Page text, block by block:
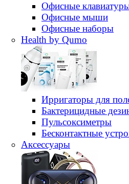
Офисные
Офисные мыши
Офисные наборы
Health by Qumo
Ирригаторы для
Бактерицидные
Пульсоксиметры
Бесконтактные
Аксессуары